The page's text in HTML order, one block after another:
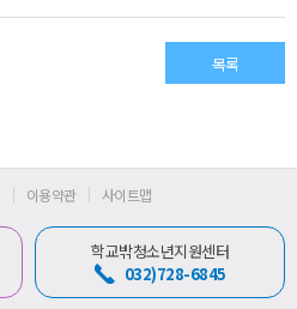
목록
이용약관 사이트맵
학교밖청소년지원센터
032)728-6845